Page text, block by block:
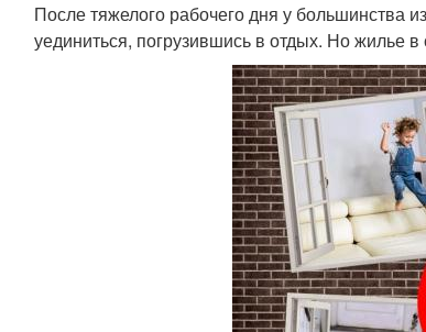
После тяжелого рабочего дня у большинства
уединиться, погрузившись в отдых. Но жилье